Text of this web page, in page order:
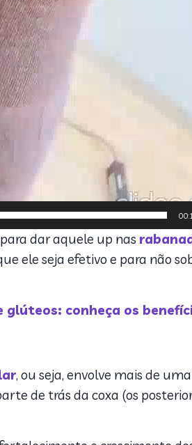
dar aquele up nas
ele seja efetivo e para não
conheça os
, ou seja, envolve mais de
de trás da coxa (os